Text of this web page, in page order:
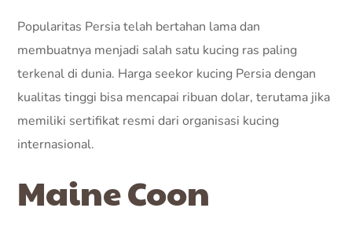
Popularitas Persia telah bertahan lama dan
membuatnya menjadi salah satu kucing ras paling
terkenal di dunia. Harga seekor kucing Persia dengan
kualitas tinggi bisa mencapai ribuan dolar, terutama jika
memiliki sertifikat resmi dari organisasi kucing
internasional.
Maine Coon